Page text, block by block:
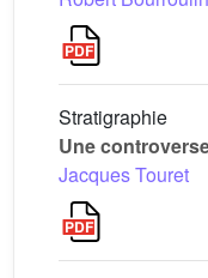
Stratigraphie
Une
Jacques Touret